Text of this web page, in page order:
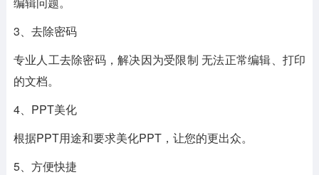
3、去除密码
专业人工去除密码，解决因为受限制 无法正常编辑、打印
的文档。
4、PPT美化
根据PPT用途和要求美化PPT，让您的更出众。
5、方便快捷